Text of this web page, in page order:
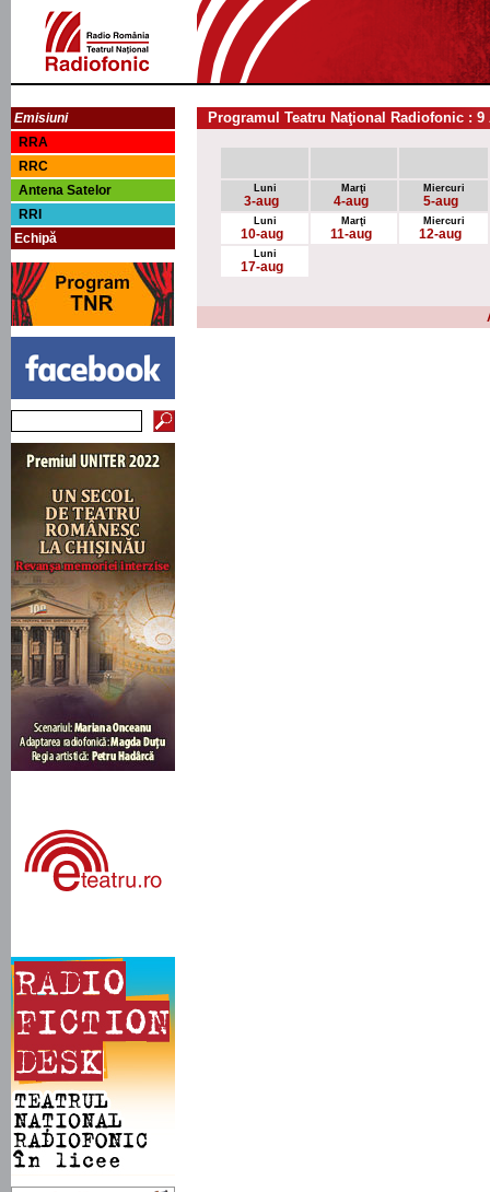
Emisiuni
RRA
RRC
Antena Satelor
RRI
Echipă
Programul Teatru Naţional Radiofonic :
Luni
3-aug
Marţi
4-aug
Miercuri
5-aug
Luni
10-aug
Marţi
11-aug
Miercuri
12-aug
Luni
17-aug